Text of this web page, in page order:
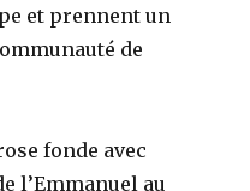
et prennent un
de
fonde avec
l’Emmanuel au